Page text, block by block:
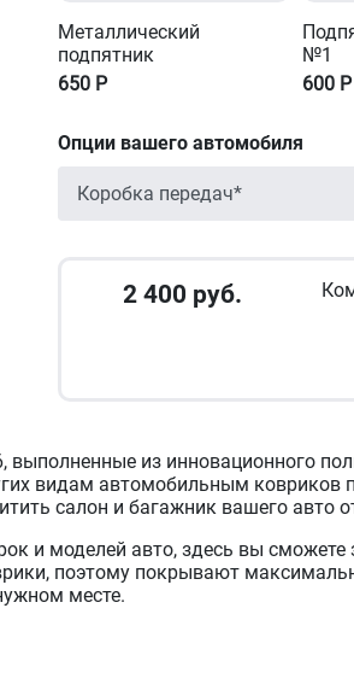
Металлический
подпятник
650 Р
№1
600 Р
Опции вашего автомобиля
2 400 руб.
выполненные из инновационного
видам автомобильным ковриков
салон и багажник вашего авто
и моделей авто, здесь вы
поэтому покрывают
месте.